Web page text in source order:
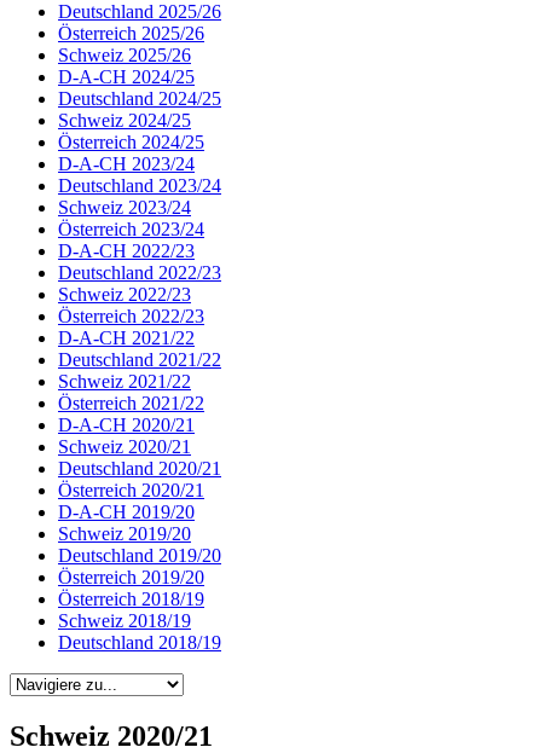
Deutschland 2025/26
Österreich 2025/26
Schweiz 2025/26
D-A-CH 2024/25
Deutschland 2024/25
Schweiz 2024/25
Österreich 2024/25
D-A-CH 2023/24
Deutschland 2023/24
Schweiz 2023/24
Österreich 2023/24
D-A-CH 2022/23
Deutschland 2022/23
Schweiz 2022/23
Österreich 2022/23
D-A-CH 2021/22
Deutschland 2021/22
Schweiz 2021/22
Österreich 2021/22
D-A-CH 2020/21
Schweiz 2020/21
Deutschland 2020/21
Österreich 2020/21
D-A-CH 2019/20
Schweiz 2019/20
Deutschland 2019/20
Österreich 2019/20
Österreich 2018/19
Schweiz 2018/19
Deutschland 2018/19
Schweiz 2020/21